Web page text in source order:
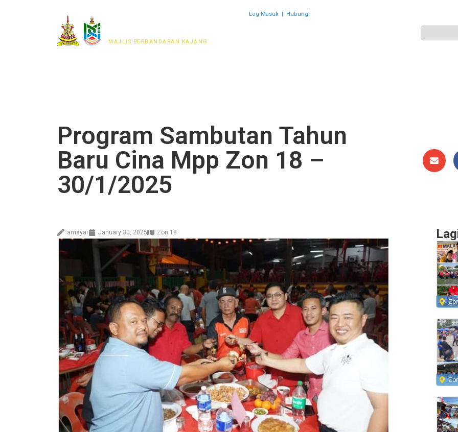
MAJLIS PERBANDARAN KAJANG
Log Masuk| Hubungi
Program Sambutan Tahun
Baru Cina Mpp Zon 18 –
30/1/2025
amsyar January 30, 2025 Zon 18